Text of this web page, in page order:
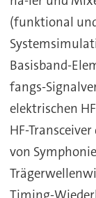
(funktional
Basisband-
fangs-
elektrischen
HF-
von